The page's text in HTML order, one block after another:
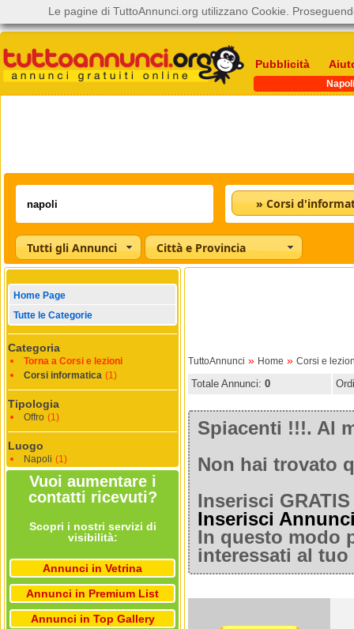
Pubblicità
Napoli
» Corsi
Tutti gli Annunci Città e Provincia
Home Page
Tutte le Categorie
Categoria
Torna a Corsi e lezioni
Corsi informatica (1)
Tipologia
Offro (1)
Luogo
Napoli (1)
Vuoi aumentare i
contatti ricevuti?
Scopri i nostri servizi di
visibilità:
Annunci in Vetrina
Annunci in Premium List
Annunci in Top Gallery
TuttoAnnunci » Home » Corsi e
Totale Annunci: 0
Spiacenti !!!. Al
Non hai trovato
Inserisci
Inserisci
In questo modo
interessati al
Le pagine di TuttoAnnunci.org utilizzano Cookie.